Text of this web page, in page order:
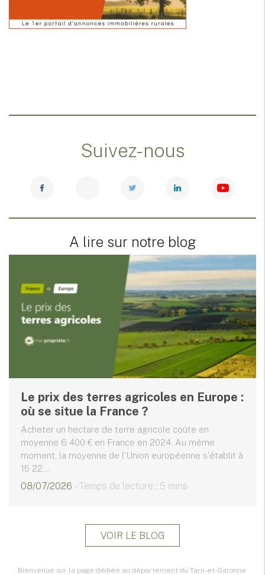
Suivez-nous
A lire sur notre blog
Le prix des terres agricoles en Europe :
où se situe la France ?
Acheter un hectare de terre agricole coûte en
moyenne 6 400 € en France en 2024. Au même
moment, la moyenne de l'Union européenne s'établit à
15 22...
08/07/2026 - Temps de lecture : 5 mins
VOIR LE BLOG
Bienvenue sur la page dédiée au département du Tarn-et-Garonne